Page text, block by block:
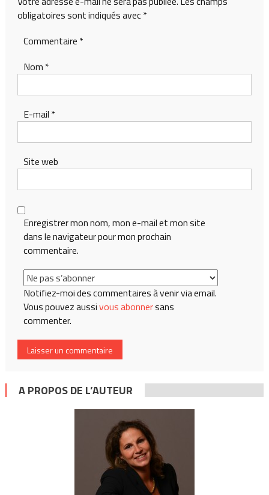
obligatoires sont indiqués avec*
Commentaire *
Nom *
E-mail *
Site web
Enregistrer mon nom, mon e-mail et mon site
dans le navigateur pour mon prochain
commentaire.
Notifiez-moi des commentaires à venir via email.
Vous pouvez aussivous abonnersans
commenter.
A PROPOS DE L’AUTEUR